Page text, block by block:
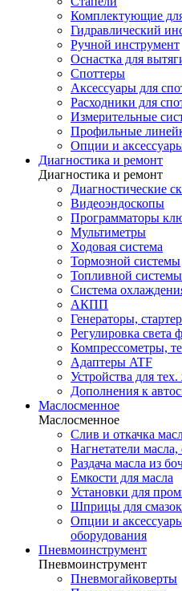
Комплектующие
Гидравлический
Ручной инструмент
Оснастка для
Споттеры
Аксессуары для
Расходники для
Измерительные
Профильные
Опции и
Диагностика и ремонт
Диагностика и ремонт
Диагностические
Видеоэндоскопы
Программаторы
Мультиметры
Ходовая система
Тормозной системы
Топливной системы
Система
АКПП
Генераторы,
Регулировка света
Компрессометры,
Адаптеры ATF
Устройства для
Дополнения к
Маслосменное
Маслосменное
Слив и откачка
Нагнетатели масла,
Раздача масла из
Емкости для масла
Установки для
Шприцы для смазок
Опции и
оборудования
Пневмоинструмент
Пневмоинструмент
Пневмогайковерты